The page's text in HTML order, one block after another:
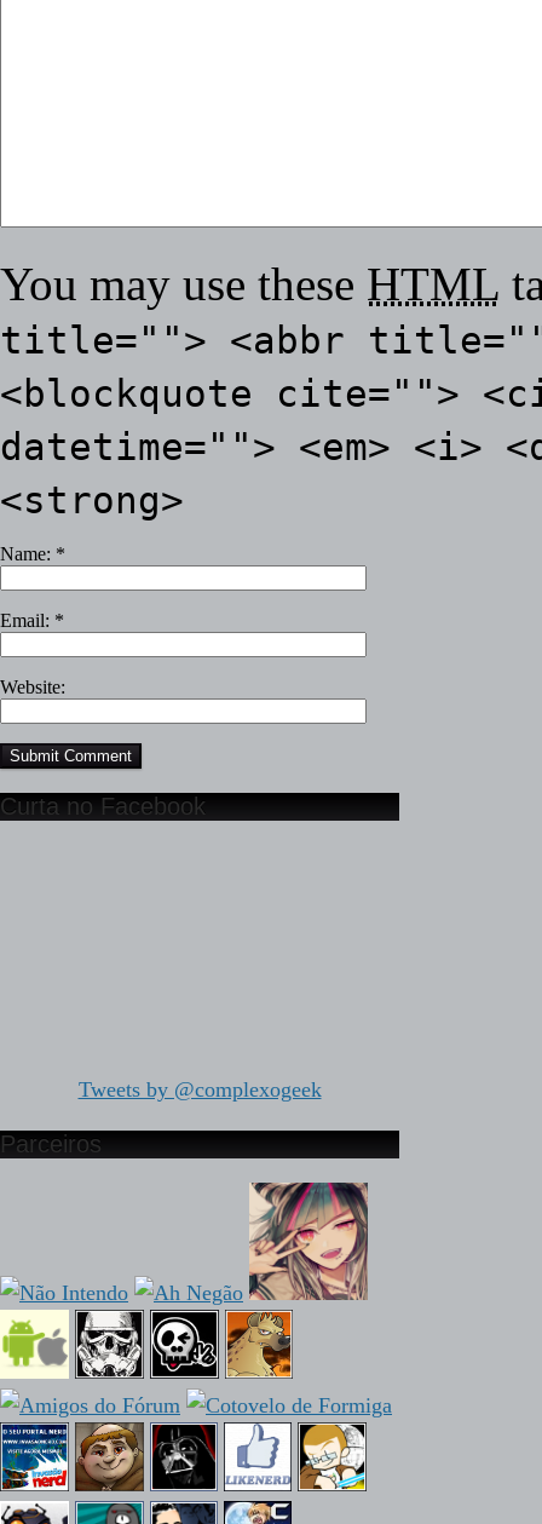
You may use these HTML
title=""> <abbr
<blockquote cite="">
datetime=""> <em> <i>
<strong>
Name: *
Email: *
Website:
Curta no Facebook
Tweets by @complexogeek
Parceiros